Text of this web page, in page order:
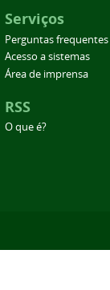
Serviços
Perguntas frequentes
Acesso a sistemas
Área de imprensa
RSS
O que é?